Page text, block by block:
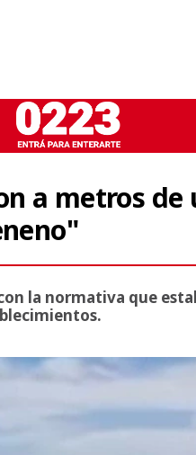
a metros de
la normativa que